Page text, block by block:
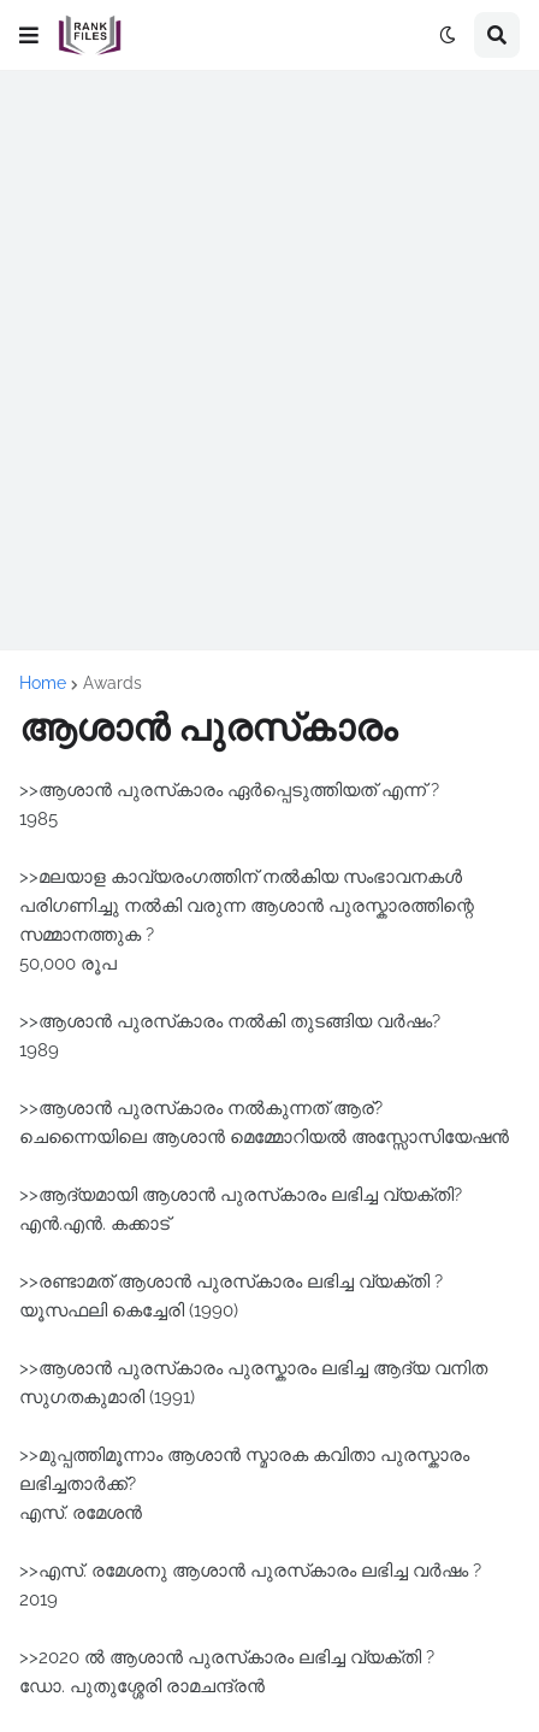
Home Awards
ആശാൻ പുരസ്‌കാരം
>>ആശാന്‍ പുരസ്‌കാരം ഏര്‍പ്പെടുത്തിയത് എന്ന് ?
1985
>>മലയാള കാവ്യരംഗത്തിന് നൽകിയ സംഭാവനകൾ
പരിഗണിച്ചു നൽകി വരുന്ന ആശാൻ പുരസ്കാരത്തിന്റെ
സമ്മാനത്തുക ?
50,000 രൂപ
>>ആശാന്‍ പുരസ്‌കാരം നല്‍കി തുടങ്ങിയ വർഷം?
1989
>>ആശാൻ പുരസ്‌കാരം നൽകുന്നത് ആര്?
ചെന്നൈയിലെ ആശാന്‍ മെമ്മോറിയല്‍ അസ്സോസിയേഷന്‍
>>ആദ്യമായി ആശാൻ പുരസ്‌കാരം ലഭിച്ച വ്യക്തി?
എന്‍.എന്‍. കക്കാട്‌
>>രണ്ടാമത്‌ ആശാൻ പുരസ്‌കാരം ലഭിച്ച വ്യക്തി ?
യൂസഫലി കെച്ചേരി (1990)
>>ആശാൻ പുരസ്‌കാരം പുരസ്കാരം ലഭിച്ച ആദ്യ വനിത
സുഗതകുമാരി (1991)
>>മുപ്പത്തിമൂന്നാം ആശാൻ സ്മാരക കവിതാ പുരസ്കാരം
ലഭിച്ചതാർക്ക്?
എസ്. രമേശൻ
>>എസ്. രമേശനു ആശാൻ പുരസ്‌കാരം ലഭിച്ച വർഷം ?
2019
>>2020 ൽ ആശാൻ പുരസ്‌കാരം ലഭിച്ച വ്യക്തി ?
ഡോ. പുതുശ്ശേരി രാമചന്ദ്രൻ